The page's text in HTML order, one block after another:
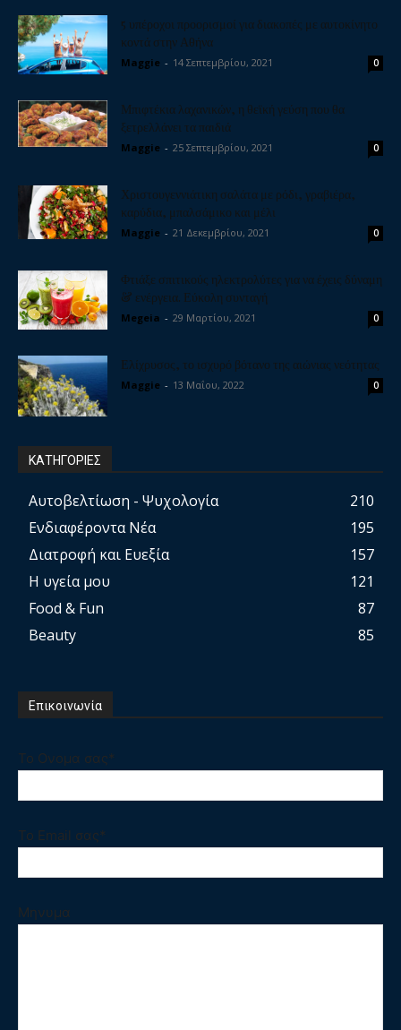
5 υπέροχοι προορισμοί για διακοπές με αυτοκίνητο
κοντά στην Αθήνα
Maggie - 14 Σεπτεμβρίου, 2021 0
Μπιφτέκια λαχανικών, η θεϊκή γεύση που θα
ξετρελλάνει τα παιδιά
Maggie - 25 Σεπτεμβρίου, 2021 0
Χριστουγεννιάτικη σαλάτα με ρόδι, γραβιέρα,
καρύδια, μπαλσάμικο και μέλι
Maggie - 21 Δεκεμβρίου, 2021 0
Φτιάξε σπιτικούς ηλεκτρολύτες για να έχεις δύναμη
& ενέργεια. Εύκολη συνταγή
Megeia - 29 Μαρτίου, 2021 0
Ελίχρυσος, το ισχυρό βότανο της αιώνιας νεότητας
Maggie - 13 Μαΐου, 2022 0
ΚΑΤΗΓΟΡΙΕΣ
Αυτοβελτίωση - Ψυχολογία
210
Ενδιαφέροντα Νέα
195
Διατροφή και Ευεξία
157
Η υγεία μου
121
Food & Fun
87
Beauty
85
Επικοινωνία
Το Ονομα σας*
Το Email σας*
Μηνυμα